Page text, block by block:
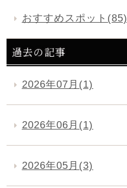
おすすめスポット(85)
過去の記事
2026年07月(1)
2026年06月(1)
2026年05月(3)